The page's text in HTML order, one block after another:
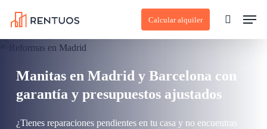
main
Calcular alquiler
search
Menu
Manitas en Madrid y Barcelona con
garantía y presupuestos ajustados
¿Tienes reparaciones pendientes en tu casa y no encuentras